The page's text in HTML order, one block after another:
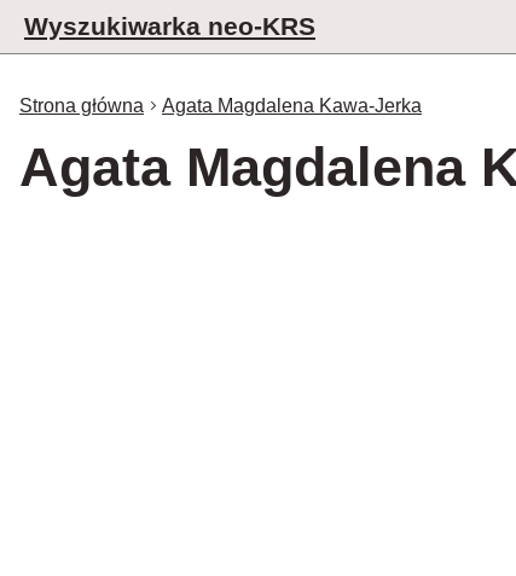
Wyszukiwarka neo-KRS
Strona główna Agata Magdalena Kawa-Jerka
Agata Magdalena